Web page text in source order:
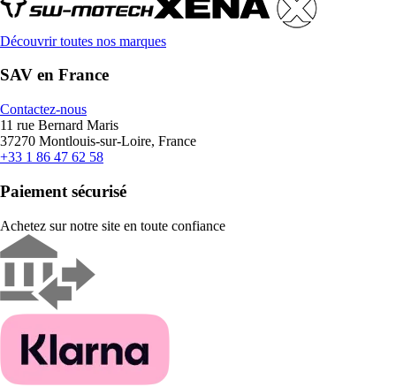
Découvrir toutes nos marques
SAV en France
Contactez-nous
11 rue Bernard Maris
37270 Montlouis-sur-Loire, France
+33 1 86 47 62 58
Paiement sécurisé
Achetez sur notre site en toute confiance